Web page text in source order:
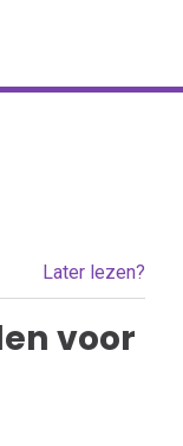
Later lezen?
voor